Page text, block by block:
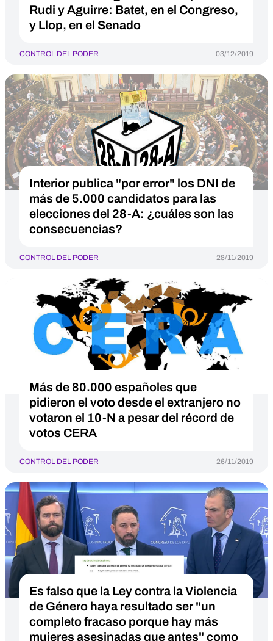
Rudi y Aguirre: Batet, en el Congreso,
y Llop, en el Senado
CONTROL DEL PODER 03/12/2019
Interior publica "por error" los DNI de
más de 5.000 candidatos para las
elecciones del 28-A: ¿cuáles son las
consecuencias?
CONTROL DEL PODER 28/11/2019
Más de 80.000 españoles que
pidieron el voto desde el extranjero no
votaron el 10-N a pesar del récord de
votos CERA
CONTROL DEL PODER 26/11/2019
Es falso que la Ley contra la Violencia
de Género haya resultado ser "un
completo fracaso porque hay más
mujeres asesinadas que antes" como